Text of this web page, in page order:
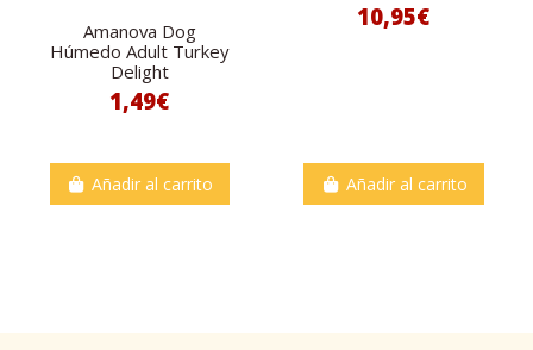
Amanova Dog
Húmedo Adult Turkey
Delight
1,49€
Añadir al carrito
10,95€
Añadir al carrito